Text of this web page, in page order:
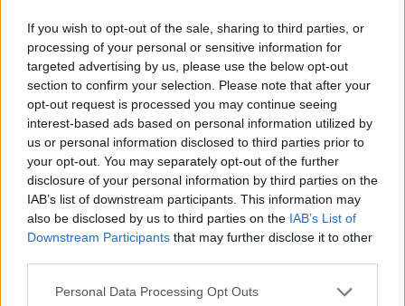
If you wish to opt-out of the sale, sharing to third parties, or
processing of your personal or sensitive information for
targeted advertising by us, please use the below opt-out
section to confirm your selection. Please note that after your
opt-out request is processed you may continue seeing
interest-based ads based on personal information utilized by
us or personal information disclosed to third parties prior to
your opt-out. You may separately opt-out of the further
disclosure of your personal information by third parties on the
IAB’s list of downstream participants. This information may
also be disclosed by us to third parties on the IAB’s List of
Downstream Participants that may further disclose it to other
Please note that this website/app uses one or more Google
Personal Data Processing Opt Outs
Pineda es internacional absoluto con la selección de
México, coon la que ha jugado 42 partidos y anotado 6
goles. Formó parte del conjunto que ganó la Copa Oro en
2019.
Actualidad Comunio: Carlos Soler, K.O. dos semanas
La jornada de Copa del Rey dejó
varios lesionados en los clubes de
Primera como Carlos Soler,
Frenkie de Jong o Ronald Araujo.
Repasamos su estado y posible
tiempo de baja.